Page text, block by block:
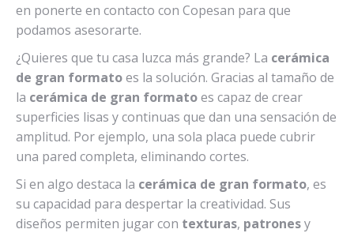
en ponerte en contacto con Copesan para que
podamos asesorarte.
¿Quieres que tu casa luzca más grande? La cerámica
de gran formatoes la solución. Gracias al tamaño de
la cerámica de gran formatoes capaz de crear
superficies lisas y continuas que dan una sensación de
amplitud. Por ejemplo, una sola placa puede cubrir
una pared completa, eliminando cortes.
Si en algo destaca la cerámica de gran formato, es
su capacidad para despertar la creatividad. Sus
diseños permiten jugar con texturas, patronesy